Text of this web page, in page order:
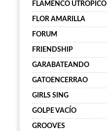
FLAMENCO UTRÓPICO
FLOR AMARILLA
FORUM
FRIENDSHIP
GARABATEANDO
GATOENCERRAO
GIRLS SING
GOLPE VACÍO
GROOVES